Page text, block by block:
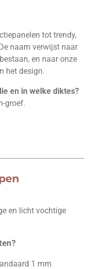
tot trendy,
naam verwijst naar
en naar onze
het design.
en in welke diktes?
groef.
en licht vochtige
1 mm